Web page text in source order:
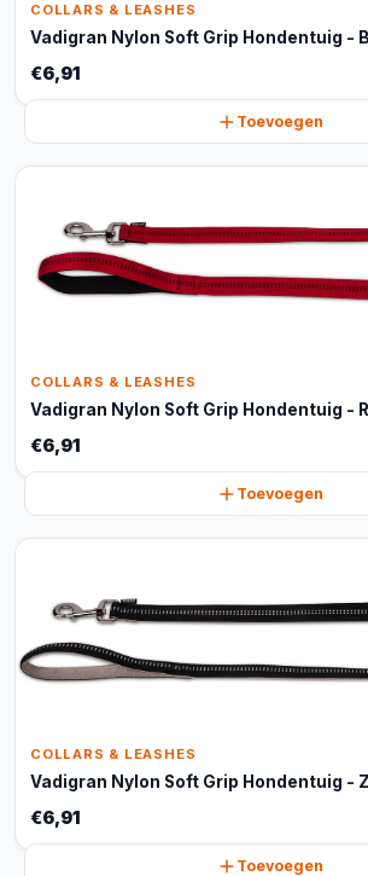
COLLARS & LEASHES
Vadigran Nylon Soft Grip Hondentuig -
€6,91
Toevoegen
COLLARS & LEASHES
Vadigran Nylon Soft Grip Hondentuig -
€6,91
Toevoegen
COLLARS & LEASHES
Vadigran Nylon Soft Grip Hondentuig -
€6,91
Toevoegen